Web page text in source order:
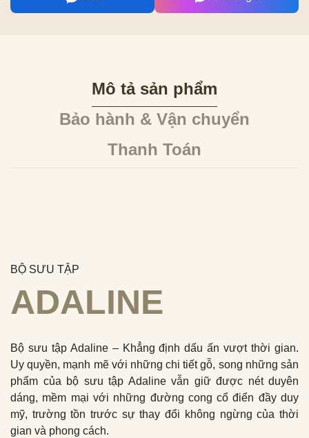
Mô tả sản phẩm
Bảo hành & Vận chuyển
Thanh Toán
BỘ SƯU TẬP
ADALINE
Bộ sưu tập Adaline – Khẳng định dấu ấn vượt thời gian.
Uy quyền, mạnh mẽ với những chi tiết gỗ, song những sản
phẩm của bộ sưu tập Adaline vẫn giữ được nét duyên
dáng, mềm mại với những đường cong cổ điển đầy duy
mỹ, trường tồn trước sự thay đổi không ngừng của thời
gian và phong cách.